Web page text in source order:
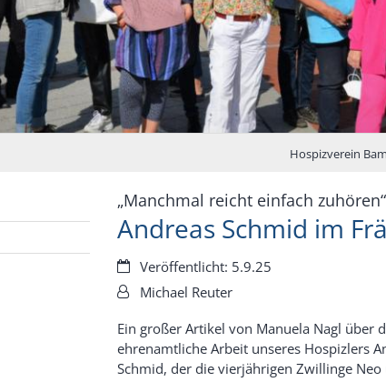
Hospizverein
„Manchmal reicht einfach zuhören“:
Andreas Schmid im
Datum:Veröffentlicht: 5.9.25
Von:Michael Reuter
Ein großer Artikel von Manuela Nagl über
ehrenamtliche Arbeit unseres Hospizlers
Schmid, der die vierjährigen Zwillinge Neo